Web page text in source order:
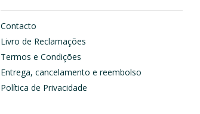
Contacto
Livro de Reclamações
Termos e Condições
Entrega, cancelamento e reembolso
Política de Privacidade